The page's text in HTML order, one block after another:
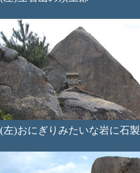
(左)おにぎりみたいな岩